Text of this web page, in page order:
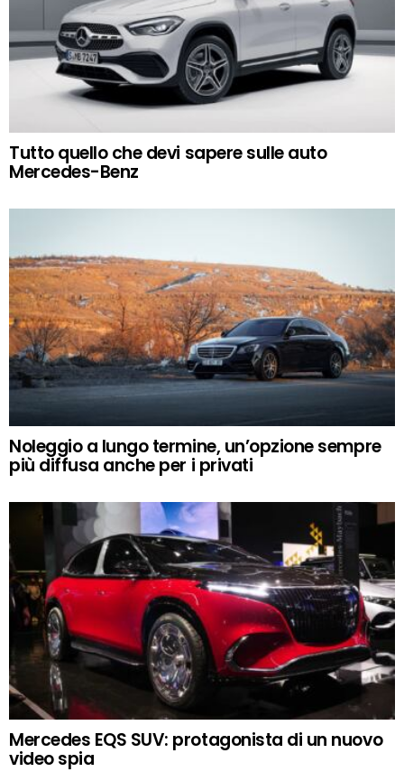
Tutto quello che devi sapere sulle auto
Mercedes-Benz
Noleggio a lungo termine, un’opzione sempre
più diffusa anche per i privati
Mercedes EQS SUV: protagonista di un nuovo
video spia